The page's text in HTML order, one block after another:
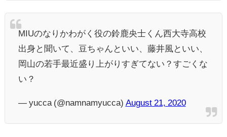
MIUのなりかわがく役の鈴鹿央士くん西大寺高校
出身と聞いて、豆ちゃんといい、藤井風といい、
岡山の若手最近盛り上がりすぎてない？すごくな
い？
— yucca (@namnamyucca) August 21, 2020